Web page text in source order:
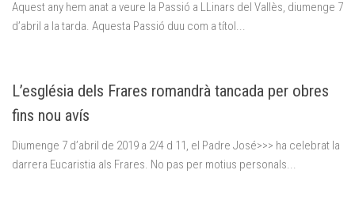
Aquest any hem anat a veure la Passió a LLinars del Vallès, diumenge 7
d’abril a la tarda. Aquesta Passió duu com a títol...
L’església dels Frares romandrà tancada per obres
fins nou avís
Diumenge 7 d’abril de 2019 a 2/4 d 11, el Padre José>>> ha celebrat la
darrera Eucaristia als Frares. No pas per motius personals...